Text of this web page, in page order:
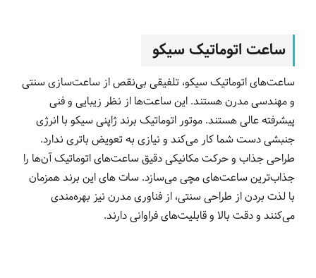
ساعت اتوماتیک سیکو
ساعت‌های اتوماتیک سیکو، تلفیقی بی‌نقص از ساعت‌سازی سنتی
و مهندسی مدرن هستند. این ساعت‌ها از نظر زیبایی و فنی
پیشرفته عالی هستند. موتور اتوماتیک برند ژاپنی سیکو با انرژی
جنبشی دست شما کار می‌کند و نیازی به تعویض باتری ندارد.
طراحی جذاب و حرکت مکانیکی دقیق ساعت‌های اتوماتیک آن‌ها را
جذاب‌ترین ساعت‌های مچی می‌سازد. سات های این برند همزمان
با لذت بردن از طراحی سنتی، از فناوری مدرن نیز بهره‌مندی
می‌کنند و دقت بالا و قابلیت‌های فراوانی دارند.